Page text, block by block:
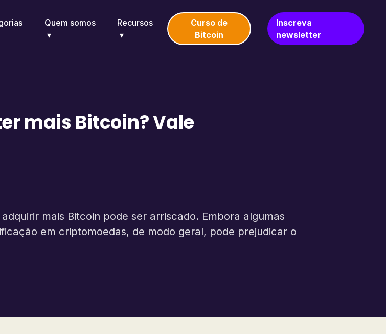
Quem somos Recursos
Curso de
Bitcoin
Inscreva
newsletter
mais Bitcoin? Vale
mais Bitcoin pode ser arriscado. Embora algumas
em criptomoedas, de modo geral, pode prejudicar o